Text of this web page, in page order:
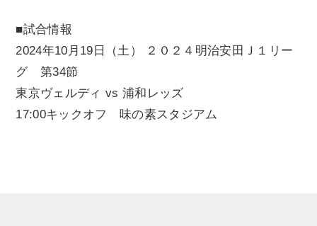
■試合情報
2024年10月19日（土） ２０２４明治安田Ｊ１リー
グ 第34節
東京ヴェルディ vs 浦和レッズ
17:00キックオフ 味の素スタジアム